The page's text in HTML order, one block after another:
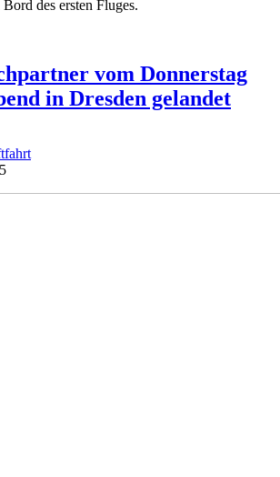
des ersten Fluges.
vom Donnerstag
in Dresden gelandet